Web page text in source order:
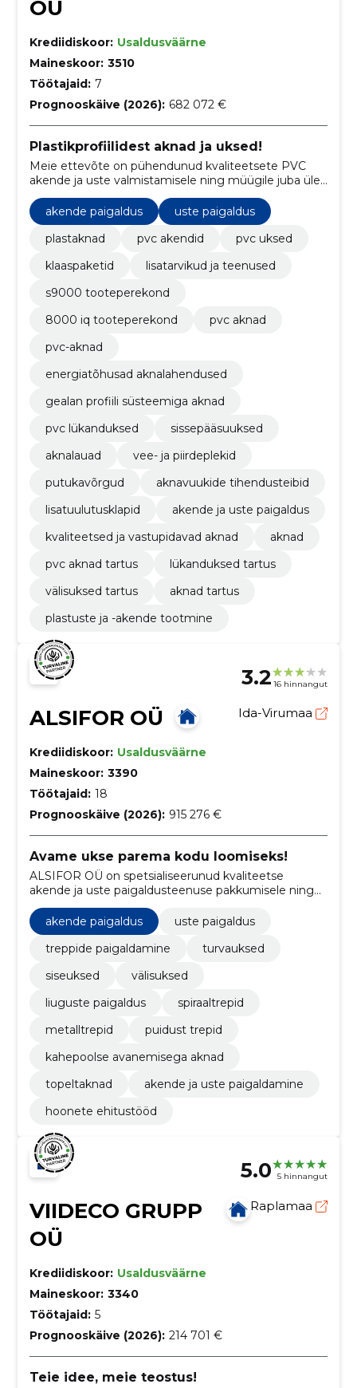
OÜ
Krediidiskoor: Usaldusväärne
Maineskoor: 3510
Töötajaid: 7
Prognooskäive (2026): 682 072 €
Plastikprofiilidest aknad ja uksed!
Meie ettevõte on pühendunud kvaliteetsete PVC
akende ja uste valmistamisele ning müügile juba üle
25 aasta, pakkudes mitmekülgset valikut tooteid
kahe tipptasemel tootepere raames.
akende paigaldus
uste paigaldus
plastaknad
pvc akendid
pvc uksed
klaaspaketid
lisatarvikud ja teenused
s9000 tooteperekond
8000 iq tooteperekond
pvc aknad
pvc-aknad
energiatõhusad aknalahendused
gealan profiili süsteemiga aknad
pvc lükanduksed
sissepääsuuksed
aknalauad
vee- ja piirdeplekid
putukavõrgud
aknavuukide tihendusteibid
lisatuulutusklapid
akende ja uste paigaldus
kvaliteetsed ja vastupidavad aknad
aknad
pvc aknad tartus
lükanduksed tartus
välisuksed tartus
aknad tartus
plastuste ja -akende tootmine
3.2 16 hinnangut
ALSIFOR OÜ Ida-Virumaa
Krediidiskoor: Usaldusväärne
Maineskoor: 3390
Töötajaid: 18
Prognooskäive (2026): 915 276 €
Avame ukse parema kodu loomiseks!
ALSIFOR OÜ on spetsialiseerunud kvaliteetse
akende ja uste paigaldusteenuse pakkumisele ning
pakub usaldusväärset lahendust ka treppide
paigaldamisel.
akende paigaldus
uste paigaldus
treppide paigaldamine
turvauksed
siseuksed
välisuksed
liuguste paigaldus
spiraaltrepid
metalltrepid
puidust trepid
kahepoolse avanemisega aknad
topeltaknad
akende ja uste paigaldamine
hoonete ehitustööd
5.0 5 hinnangut
VIIDECO GRUPP
OÜ
Raplamaa
Krediidiskoor: Usaldusväärne
Maineskoor: 3340
Töötajaid: 5
Prognooskäive (2026): 214 701 €
Teie idee, meie teostus!